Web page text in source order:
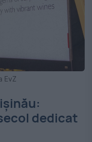
EvZ
dedicat